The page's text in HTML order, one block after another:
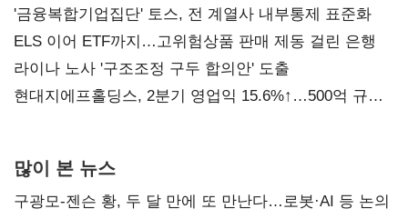
진실 밝혀야"
'금융복합기업집단' 토스, 전 계열사 내부통제 표준화
ELS 이어 ETF까지…고위험상품 판매 제동 걸린 은행
라이나 노사 '구조조정 구두 합의안' 도출
현대지에프홀딩스, 2분기 영업익 15.6%↑…500억 규모
많이 본 뉴스
구광모-젠슨 황, 두 달 만에 또 만난다…로봇·AI 등 논의